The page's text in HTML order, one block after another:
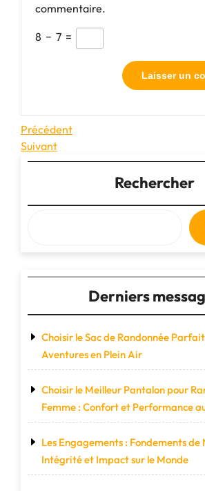
commentaire.
8 − 7 =
Navigation
de
Article
précédent
Précédent
Article
suivant
Suivant
Rechercher
Derniers
Choisir le Sac de Randonnée
Aventures en Plein Air
Choisir le Meilleur Pantalon pour
Femme : Confort et Performance
Les Engagements : Fondements de
Intégrité et Impact sur le Monde